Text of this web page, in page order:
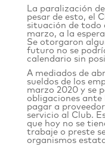
La paralización
pesar de esto, el
situación de todo
marzo, a la
Se otorgaron
futuro no se
calendario sin
A mediados de
sueldos de los
marzo 2020 y se
obligaciones ante
pagar a
servicio al Club.
que hoy no se
trabaje o preste
organismos